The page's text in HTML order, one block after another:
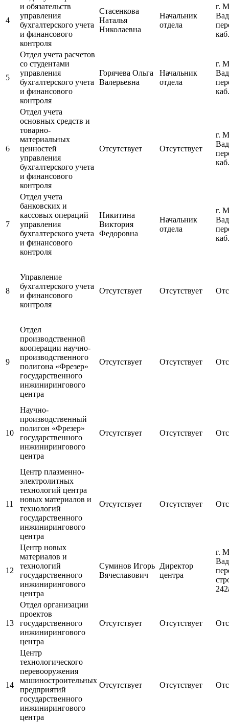
4
и обязательств
управления
бухгалтерского учета
и финансового
контроля
Стасенкова
Наталья
Николаевна
Начальник
отдела
г.
5
Отдел учета расчетов
со студентами
управления
бухгалтерского учета
и финансового
контроля
Горячева Ольга
Валерьевна
Начальник
отдела
г.
6
Отдел учета
основных средств и
товарно-
материальных
ценностей
управления
бухгалтерского учета
и финансового
контроля
Отсутствует Отсутствует
г.
7
Отдел учета
банковских и
кассовых операций
управления
бухгалтерского учета
и финансового
контроля
Никитина
Виктория
Федоровна
Начальник
отдела
г.
8
Управление
бухгалтерского учета
и финансового
контроля
Отсутствует Отсутствует
9
Отдел
производственной
кооперации научно-
производственного
полигона «Фрезер»
государственного
инжинирингового
центра
Отсутствует Отсутствует
10
Научно-
производственный
полигон «Фрезер»
государственного
инжинирингового
центра
Отсутствует Отсутствует
11
Центр плазменно-
электролитных
технологий центра
новых материалов и
технологий
государственного
инжинирингового
центра
Отсутствует Отсутствует
12
Центр новых
материалов и
технологий
государственного
инжинирингового
центра
Суминов Игорь
Вячеславович
Директор
центра
г.
13
Отдел организации
проектов
государственного
инжинирингового
центра
Отсутствует Отсутствует
14
Центр
технологического
перевооружения
машиностроительных
предприятий
государственного
инжинирингового
центра
Отсутствует Отсутствует